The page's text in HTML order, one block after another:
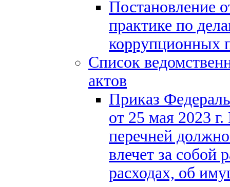
Постановление
практике по
коррупционных
Список
актов
Приказ
от 25 мая 2023
перечней
влечет за собой
расходах, об